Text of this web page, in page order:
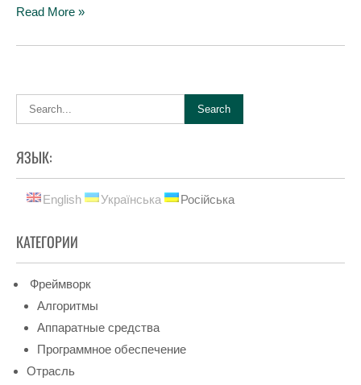
Read More »
ЯЗЫК:
English Українська Російська
КАТЕГОРИИ
Фреймворк
Алгоритмы
Аппаратные средства
Программное обеспечение
Отрасль